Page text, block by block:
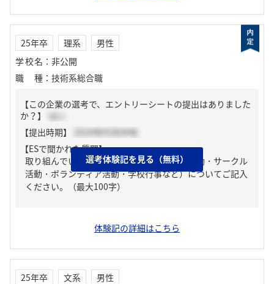
25年卒 理系
男性
学校名 ： 非公開
職種 ： 技術系総合職
【この企業の選考で、エントリーシートの提出はありました
か？】
はい
【提出時期】
2024年05月中旬
【ESで聞かれた質問】
取り組んでいる課外活動（アルバイト・部活動・サークル
活動・ボランティア活動・学校行事など）についてご記入
ください。（最大100字）
体験記の詳細はこちら
選考体験記を見る（無料）
25年卒 文系
男性